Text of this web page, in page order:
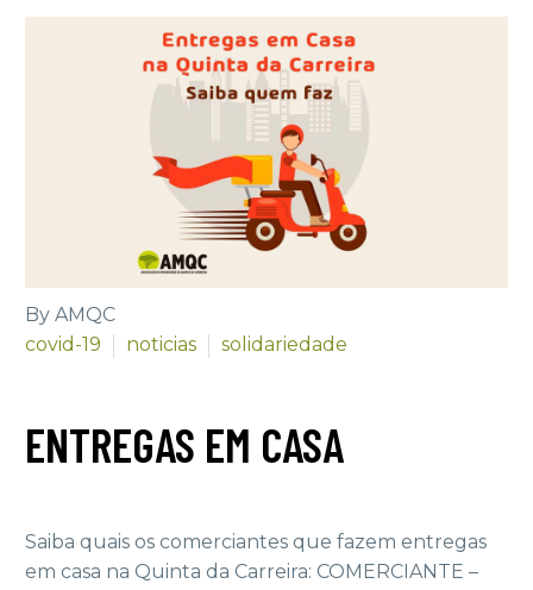
By AMQC
covid-19
noticias solidariedade
ENTREGAS EM CASA
Saiba quais os comerciantes que fazem entregas
em casa na Quinta da Carreira: COMERCIANTE –